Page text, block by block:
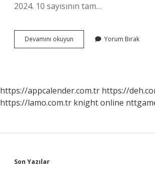
2024. 10 sayısının tam…
Devamını okuyun
Sayısı
Yorum Bırak
https://appcalender.com.tr https://
https://lamo.com.tr knight online
Sidebar
Son Yazılar